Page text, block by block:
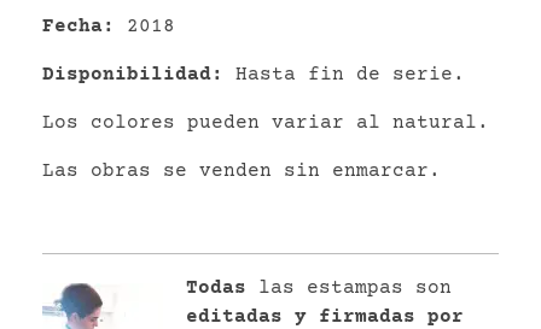
Fecha: 2018
Disponibilidad: Hasta fin de serie.
Los colores pueden variar al natural.
Las obras se venden sin enmarcar.
Todas las estampas son
editadas y firmadas por